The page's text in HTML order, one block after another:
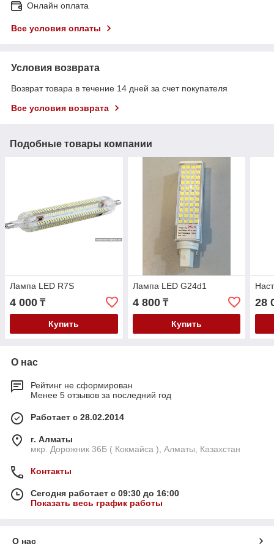
Онлайн оплата
Все условия оплаты
Условия возврата
Возврат товара в течение 14 дней за счет покупателя
Все условия возврата
Подобные товары компании
Лампа LED R7S
4 000 ₸
Купить
Лампа LED G24d1
4 800₸
Купить
28
О нас
Рейтинг не сформирован
Менее 5 отзывов за последний год
Работает с 28.02.2014
г. Алматы
мкр. Дорожник 36Б ( Кокмайса ), Алматы, Казахстан
Контакты
Сегодня работает с 09:30 до 16:00
Показать весь график работы
О нас